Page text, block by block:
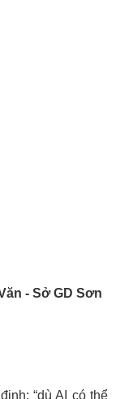
- Sở GD Sơn
“dù AI có thể